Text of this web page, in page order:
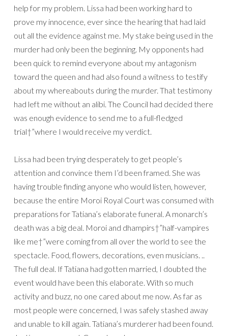
help for my problem. Lissa had been working hard to
prove my innocence, ever since the hearing that had laid
out all the evidence against me. My stake being used in the
murder had only been the beginning. My opponents had
been quick to remind everyone about my antagonism
toward the queen and had also found a witness to testify
about my whereabouts during the murder. That testimony
had left me without an alibi. The Council had decided there
was enough evidence to send me to a full-fledged
trial†”where I would receive my verdict.
Lissa had been trying desperately to get people’s
attention and convince them I’d been framed. She was
having trouble finding anyone who would listen, however,
because the entire Moroi Royal Court was consumed with
preparations for Tatiana’s elaborate funeral. A monarch’s
death was a big deal. Moroi and dhampirs†”half-vampires
like me†”were coming from all over the world to see the
spectacle. Food, flowers, decorations, even musicians. ..
The full deal. If Tatiana had gotten married, I doubted the
event would have been this elaborate. With so much
activity and buzz, no one cared about me now. As far as
most people were concerned, I was safely stashed away
and unable to kill again. Tatiana’s murderer had been found.